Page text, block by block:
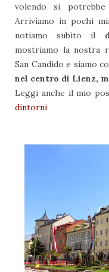
volendo si
Arriviamo in pochi
notiamo subito il
mostriamo la nostra
San Candido e siamo
nel centro di Lienz,
Leggi anche il mio
dintorni